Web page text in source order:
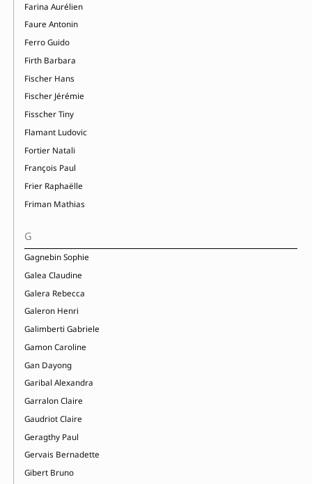
Farina Aurélien
Faure Antonin
Ferro Guido
Firth Barbara
Fischer Hans
Fischer Jérémie
Fisscher Tiny
Flamant Ludovic
Fortier Natali
François Paul
Frier Raphaëlle
Friman Mathias
G
Gagnebin Sophie
Galea Claudine
Galera Rebecca
Galeron Henri
Galimberti Gabriele
Gamon Caroline
Gan Dayong
Garibal Alexandra
Garralon Claire
Gaudriot Claire
Geragthy Paul
Gervais Bernadette
Gibert Bruno